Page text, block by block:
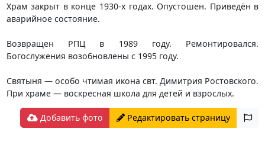
Храм закрыт в конце 1930-х годах. Опустошен. Приведён в
аварийное состояние.
Возвращен РПЦ в 1989 году. Ремонтировался.
Богослужения возобновлены с 1995 году.
Святыня — особо чтимая икона свт. Димитрия Ростовского.
При храме — воскресная школа для детей и взрослых.
Добавить фото Редактировать страницу